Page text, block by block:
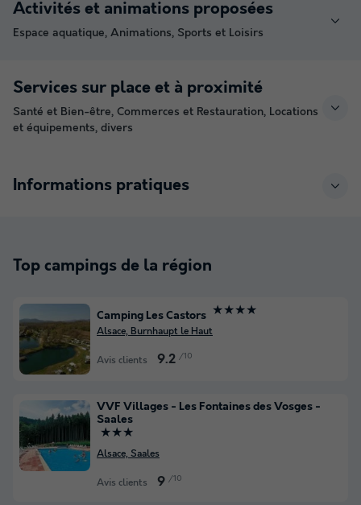
Activités et animations proposées
Espace aquatique, Animations, Sports et Loisirs
Services sur place et à proximité
Santé et Bien-être, Commerces et Restauration, Locations
et équipements, divers
Informations pratiques
Top campings de la région
Camping Les Castors ★★★★
Alsace, Burnhaupt le Haut
Avis clients 9.2 /10
VVF Villages - Les Fontaines des Vosges -
Saales
★★★
Alsace, Saales
Avis clients 9 /10